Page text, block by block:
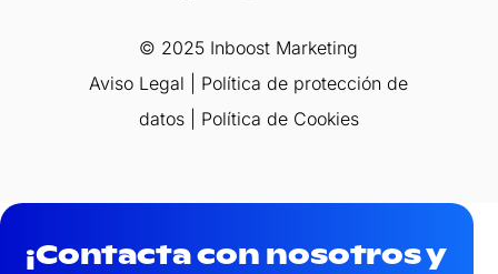
© 2025 Inboost Marketing
Aviso Legal
Política de protección de
datos| Política de Cookies
¡Contacta con nosotros y